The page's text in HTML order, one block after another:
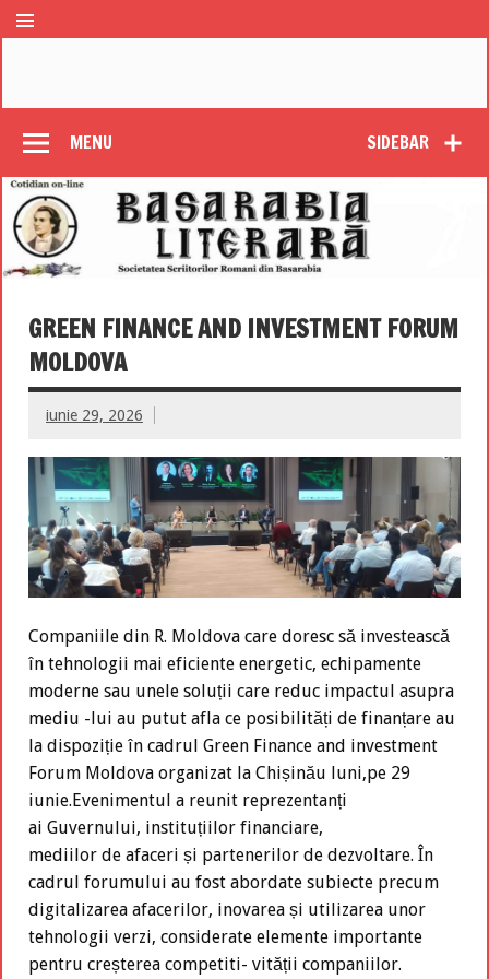
SIDEBAR
MENU
GREEN FINANCE AND INVESTMENT FORUM
MOLDOVA
iunie 29, 2026
Companiile din R. Moldova care doresc să investească
în tehnologii mai eficiente energetic, echipamente
moderne sau unele soluții care reduc impactul asupra
mediu -lui au putut afla ce posibilități de finanțare au
la dispoziție în cadrul Green Finance and investment
Forum Moldova organizat la Chișinău luni,pe 29
iunie.Evenimentul a reunit reprezentanți
ai Guvernului, instituțiilor financiare,
mediilor de afaceri și partenerilor de dezvoltare. În
cadrul forumului au fost abordate subiecte precum
digitalizarea afacerilor, inovarea și utilizarea unor
tehnologii verzi, considerate elemente importante
pentru creșterea competiti- vității companiilor.